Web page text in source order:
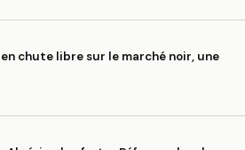
chute libre sur le marché noir, une